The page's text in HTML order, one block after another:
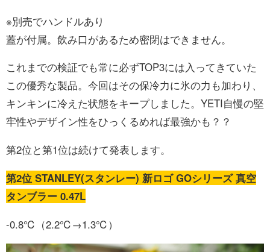
※別売でハンドルあり
蓋が付属。飲み口があるため密閉はできません。
これまでの検証でも常に必ずTOP3には入ってきていた
この優秀な製品。今回はその保冷力に氷の力も加わり、
キンキンに冷えた状態をキープしました。YETI自慢の堅
牢性やデザイン性をひっくるめれば最強かも？？
第2位と第1位は続けて発表します。
第2位 STANLEY(スタンレー) 新ロゴ GOシリーズ 真空
タンブラー 0.47L
-0.8℃（2.2℃→1.3℃）